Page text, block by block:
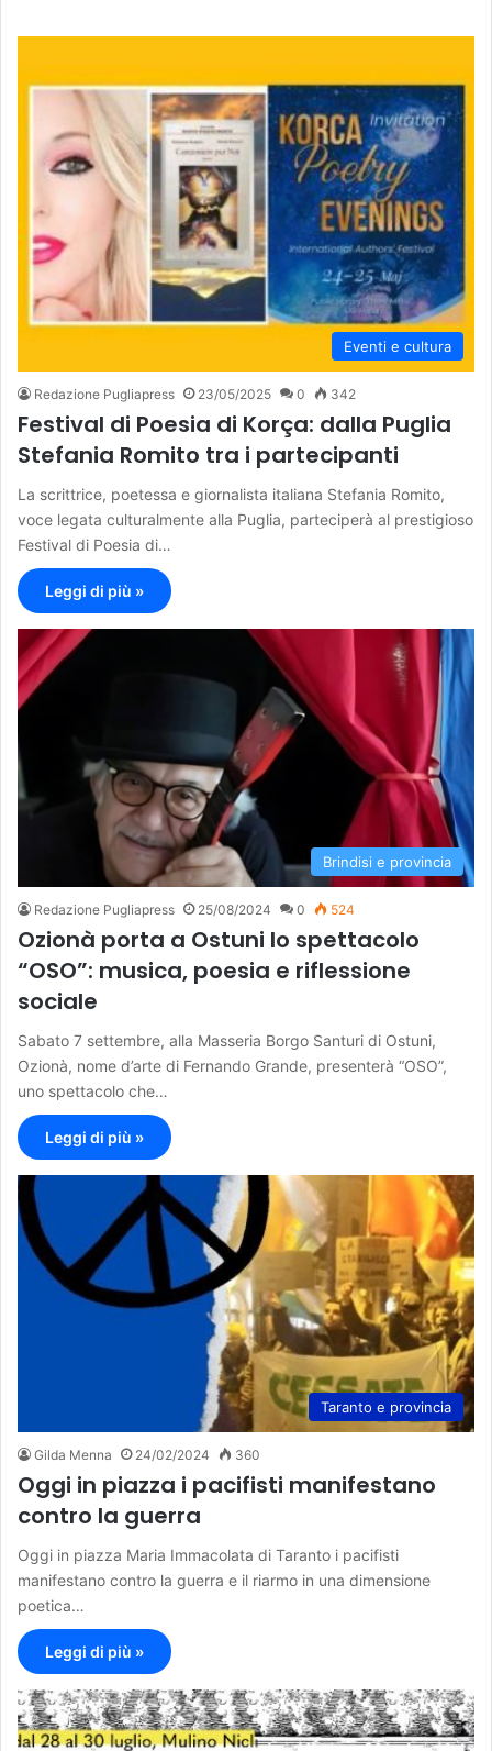
Eventi e cultura
Redazione Pugliapress 23/05/2025 0 342
Festival di Poesia di Korça: dalla Puglia
Stefania Romito tra i partecipanti
La scrittrice, poetessa e giornalista italiana Stefania Romito,
voce legata culturalmente alla Puglia, parteciperà al prestigioso
Festival di Poesia di…
Leggi di più »
Brindisi e provincia
Redazione Pugliapress 25/08/2024 0 524
Ozionà porta a Ostuni lo spettacolo
“OSO”: musica, poesia e riflessione
sociale
Sabato 7 settembre, alla Masseria Borgo Santuri di Ostuni,
Ozionà, nome d’arte di Fernando Grande, presenterà “OSO”,
uno spettacolo che…
Leggi di più »
Taranto e provincia
Gilda Menna 24/02/2024 360
Oggi in piazza i pacifisti manifestano
contro la guerra
Oggi in piazza Maria Immacolata di Taranto i pacifisti
manifestano contro la guerra e il riarmo in una dimensione
poetica…
Leggi di più »